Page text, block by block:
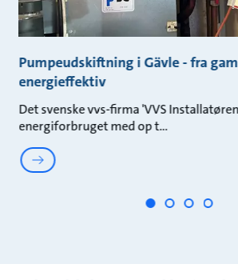
Pumpeudskiftning i Gävle - fra
energieffektiv
Det svenske vvs-firma 'VVS
energiforbruget med op t